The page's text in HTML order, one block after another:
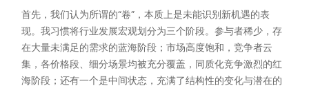
首先，我们认为所谓的“卷”，本质上是未能识别新机遇的表
现。我习惯将行业发展宏观划分为三个阶段。参与者稀少，存
在大量未满足的需求的蓝海阶段；市场高度饱和，竞争者云
集，各价格段、细分场景均被充分覆盖，同质化竞争激烈的红
海阶段；还有一个是中间状态，充满了结构性的变化与潜在的